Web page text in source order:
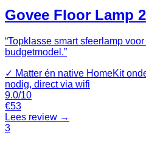
Govee Floor Lamp
“Topklasse smart sfeerlamp
budgetmodel.”
✓ Matter én native HomeKit
nodig, direct via wifi
9.0/10
€53
Lees review →
3